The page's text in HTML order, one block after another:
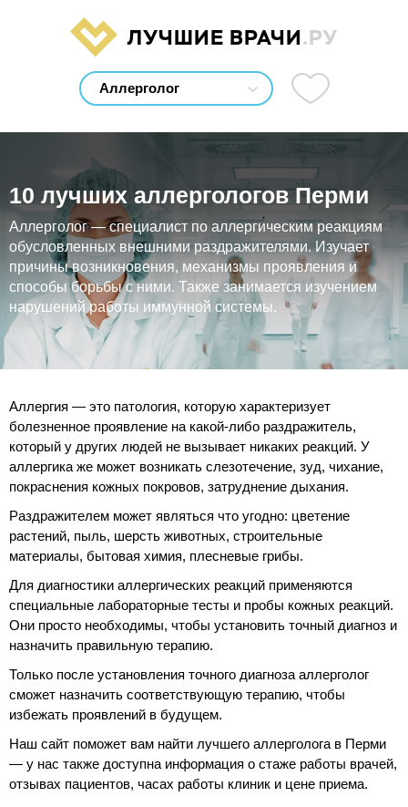
ЛУЧШИЕ ВРАЧИ.РУ
10 лучших аллергологов Перми
Аллерголог — специалист по аллергическим реакциям
обусловленных внешними раздражителями. Изучает
причины возникновения, механизмы проявления и
способы борьбы с ними. Также занимается изучением
нарушений работы иммунной системы.
Аллергия — это патология, которую характеризует
болезненное проявление на какой-либо раздражитель,
который у других людей не вызывает никаких реакций. У
аллергика же может возникать слезотечение, зуд, чихание,
покраснения кожных покровов, затруднение дыхания.
Раздражителем может являться что угодно: цветение
растений, пыль, шерсть животных, строительные
материалы, бытовая химия, плесневые грибы.
Для диагностики аллергических реакций применяются
специальные лабораторные тесты и пробы кожных реакций.
Они просто необходимы, чтобы установить точный диагноз и
назначить правильную терапию.
Только после установления точного диагноза аллерголог
сможет назначить соответствующую терапию, чтобы
избежать проявлений в будущем.
Наш сайт поможет вам найти лучшего аллерголога в Перми
— у нас также доступна информация о стаже работы врачей,
отзывах пациентов, часах работы клиник и цене приема.